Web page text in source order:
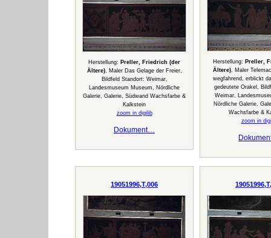
Herstellung: Preller, Friedrich (der
Ältere), Maler Das Gelage der Freier,
Bildfeld Standort: Weimar,
Landesmuseum Museum, Nördliche
Galerie, Galerie, Südwand Wachsfarbe &
Kalkstein
zoom in digilib
Dokument…
Herstellung: Preller,
Ältere), Maler
wegfahrend, erblickt
gedeutete Orakel,
Weimar,
Nördliche Galerie,
Wachsfarbe &
zoom in
19051996,T,006